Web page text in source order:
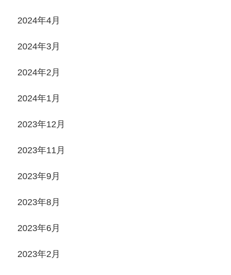
2024年4月
2024年3月
2024年2月
2024年1月
2023年12月
2023年11月
2023年9月
2023年8月
2023年6月
2023年2月